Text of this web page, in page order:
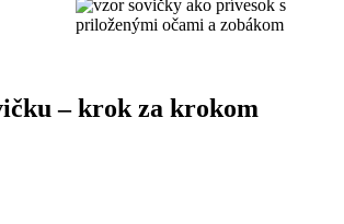
– krok za krokom